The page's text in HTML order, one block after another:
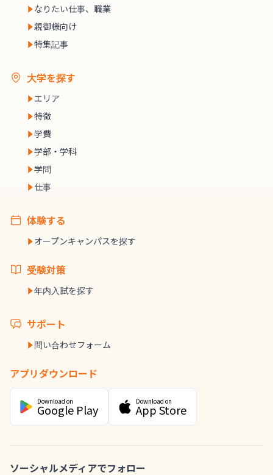
なりたい仕事、職業
親御様向け
特集記事
大学を探す
エリア
特徴
学費
学部・学科
学問
仕事
体験する
オープンキャンパスを探す
受験対策
年内入試を探す
サポート
問い合わせフォーム
アプリダウンロード
Download on
Google Play
Download on
App Store
ソーシャルメディアでフォロー